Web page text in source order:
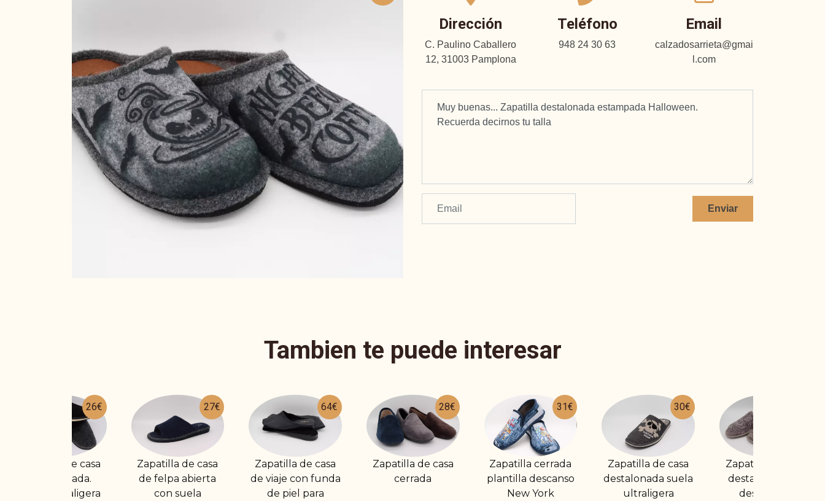
Dirección
C. Paulino Caballero
12, 31003 Pamplona
Teléfono
948 24 30 63
Email
calzadosarrieta@gmai
l.com
Enviar
Tambien te puede interesar
27€
Zapatilla de casa
de felpa abierta
con suela
64€
Zapatilla de casa
de viaje con funda
de piel para
28€
Zapatilla de casa
cerrada
31€
Zapatilla cerrada
plantilla descanso
30€
Zapatilla de casa
destalonada suela
ultraligera
25€
Zapatilla de casa
destalonada de
descanso y
Zapatilla de casa
destalonada con
suela de goma.